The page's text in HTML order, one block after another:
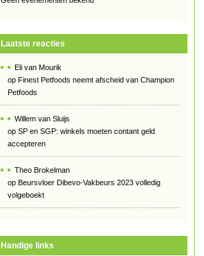
Laatste reacties
Eli van Mourik
op Finest Petfoods neemt afscheid van Champion
Petfoods
Willem van Sluijs
op SP en SGP: winkels moeten contant geld
accepteren
Theo Brokelman
op Beursvloer Dibevo-Vakbeurs 2023 volledig
volgeboekt
Handige links